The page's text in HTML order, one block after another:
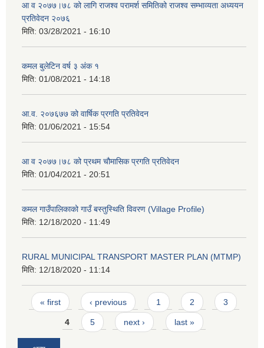
आ व २०७७।७८ को लागि राजश्व परामर्श समितिको राजश्व सम्भाव्यता अध्ययन
प्रतिवेदन २०७६
मिति: 03/28/2021 - 16:10
कमल बुलेटिन वर्ष ३ अंक १
मिति: 01/08/2021 - 14:18
आ.व. २०७६७७ को वार्षिक प्रगति प्रतिवेदन
मिति: 01/06/2021 - 15:54
आ व २०७७।७८ को प्रथम चौमासिक प्रगति प्रतिवेदन
मिति: 01/04/2021 - 20:51
कमल गाउँपालिकाको गाउँ बस्तुस्थिति विवरण (Village Profile)
मिति: 12/18/2020 - 11:49
RURAL MUNICIPAL TRANSPORT MASTER PLAN (MTMP)
मिति: 12/18/2020 - 11:14
Pages
« first ‹ previous 1 2 3
4 5 next › last »